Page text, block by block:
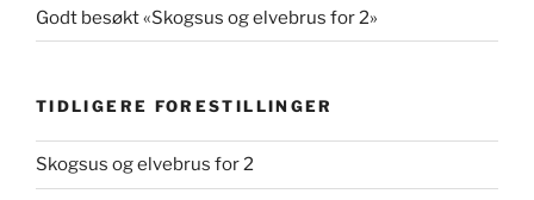
Godt besøkt «Skogsus og elvebrus for 2»
TIDLIGERE FORESTILLINGER
Skogsus og elvebrus for 2